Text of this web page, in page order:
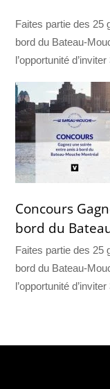
Faites partie des 25
bord du Bateau-
l’opportunité
Concours
bord du
Faites partie des 25
bord du Bateau-
l’opportunité